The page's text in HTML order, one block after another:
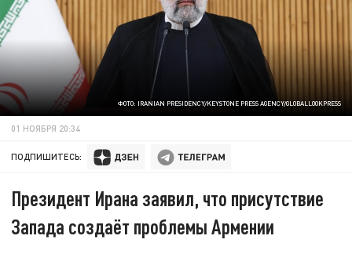
ФОТО: IRANIAN PRESIDENCY/KEYSTONE PRESS AGENCY/GLOBALLOOKPRESS
01 НОЯБРЯ 20:34
ПОДПИШИТЕСЬ:
Президент Ирана заявил, что присутствие
Запада создаёт проблемы Армении